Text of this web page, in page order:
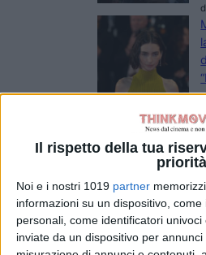
Il rispetto della tua
priorità
Noi e i nostri 1019 partner
informazioni su un dispositivo,
personali, come identificatori
inviate da un dispositivo per
di Emanuela Giuliani